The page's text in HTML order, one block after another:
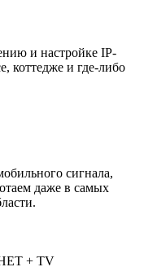
и настройке IP-
коттедже и где-либо
сигнала,
даже в самых